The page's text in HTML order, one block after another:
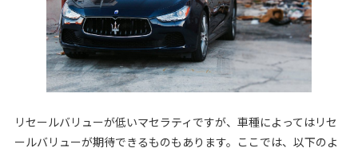
リセールバリューが低いマセラティですが、車種によってはリセ
ールバリューが期待できるものもあります。ここでは、以下のよ